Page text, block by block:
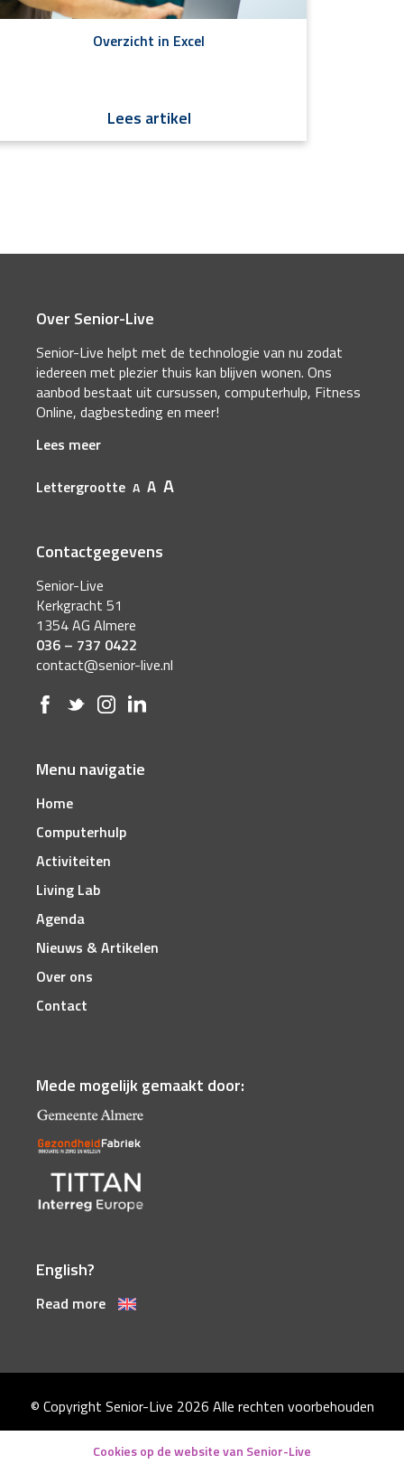
Overzicht in Excel
Lees artikel
Over Senior-Live
Senior-Live helpt met de technologie van nu zodat
iedereen met plezier thuis kan blijven wonen. Ons
aanbod bestaat uit cursussen, computerhulp, Fitness
Online, dagbesteding en meer!
Lees meer
Lettergrootte A A A
Contactgegevens
Senior-Live
Kerkgracht 51
1354 AG Almere
036 – 737 0422
contact@senior-live.nl
Menu navigatie
Home
Computerhulp
Activiteiten
Living Lab
Agenda
Nieuws & Artikelen
Over ons
Contact
Mede mogelijk gemaakt door:
English?
Read more
© Copyright Senior-Live 2026 Alle rechten voorbehouden
Disclaimer
Cookies op de website van Senior-Live